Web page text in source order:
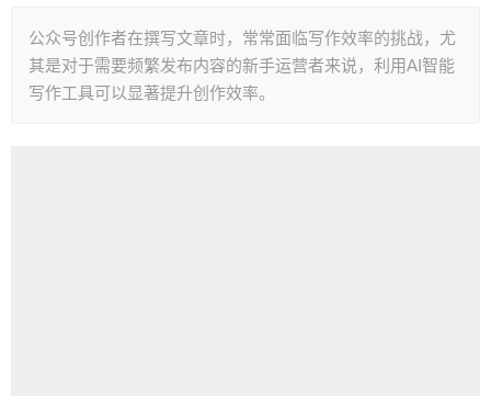
公众号创作者在撰写文章时，常常面临写作效率的挑战，尤
其是对于需要频繁发布内容的新手运营者来说，利用AI智能
写作工具可以显著提升创作效率。